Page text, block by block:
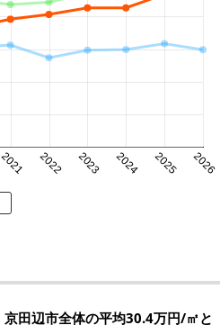
2021 2022 2023 2024 2025 2026
京田辺市全体の平均30.4万円/㎡と